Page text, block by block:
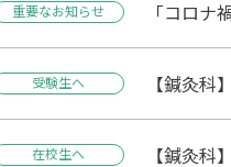
重要なお知らせ 「コロナ
受験生へ 【鍼灸科
在校生へ 【鍼灸科